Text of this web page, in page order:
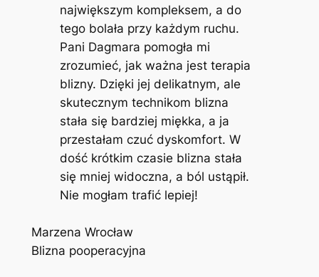
największym kompleksem, a do
tego bolała przy każdym ruchu.
Pani Dagmara pomogła mi
zrozumieć, jak ważna jest terapia
blizny. Dzięki jej delikatnym, ale
skutecznym technikom blizna
stała się bardziej miękka, a ja
przestałam czuć dyskomfort. W
dość krótkim czasie blizna stała
się mniej widoczna, a ból ustąpił.
Nie mogłam trafić lepiej!
Marzena Wrocław
Blizna pooperacyjna